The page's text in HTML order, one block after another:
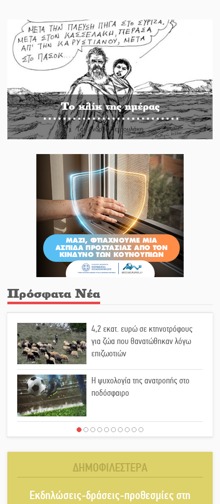
Το κλίκ της ημέρας
Του Ανδρέα Πετρουλάκη
Πρόσφατα Νέα
4,2 εκατ. ευρώ σε κτηνοτρόφους
για ζώα που θανατώθηκαν λόγω
επιζωοτιών
Η ψυχολογία της ανατροπής στο
ποδόσφαιρο
Ένα «ταξίδι» τέχνης και χρωμάτων
τέχνη της πέτρας
ΔΗΜΟΦΙΛΕΣΤΕΡΑ
Εκδηλώσεις-δράσεις-προθεσμίες στη